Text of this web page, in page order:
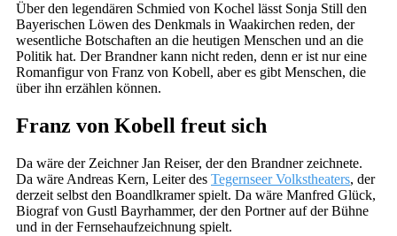
Über den legendären Schmied von Kochel lässt Sonja Still den
Bayerischen Löwen des Denkmals in Waakirchen reden, der
wesentliche Botschaften an die heutigen Menschen und an die
Politik hat. Der Brandner kann nicht reden, denn er ist nur eine
Romanfigur von Franz von Kobell, aber es gibt Menschen, die
über ihn erzählen können.
Franz von Kobell freut sich
Da wäre der Zeichner Jan Reiser, der den Brandner zeichnete.
Da wäre Andreas Kern, Leiter des Tegernseer Volkstheaters, der
derzeit selbst den Boandlkramer spielt. Da wäre Manfred Glück,
Biograf von Gustl Bayrhammer, der den Portner auf der Bühne
und in der Fernsehaufzeichnung spielt.